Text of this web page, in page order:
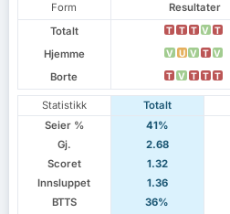
Form Resultater
Totalt
T T T V T
Hjemme V U V T V
Borte T V T T T
Statistikk Totalt
Seier %
41%
Gj.
2.68
Scoret
1.32
Innsluppet
1.36
BTTS
36%